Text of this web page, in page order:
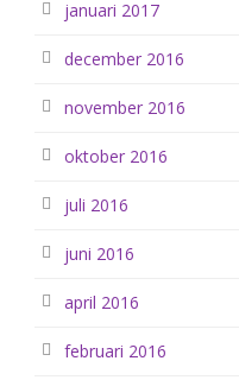
januari 2017
december 2016
november 2016
oktober 2016
juli 2016
juni 2016
april 2016
februari 2016